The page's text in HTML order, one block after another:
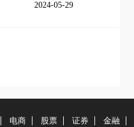
2024-05-29
电商 股票 证券 金融